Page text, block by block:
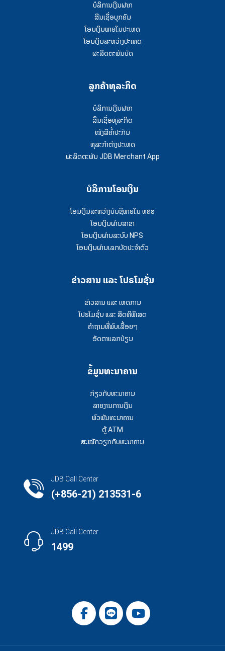
ບໍລິການເງິນຝາກ
ສີນເຊື່ອບຸກຄົນ
ໂອນເງິນພາຍໃນປະເທດ
ໂອນເງິນລະຫວ່າງປະເທດ
ຜະລິດຕະພັນບັດ
ລູກຄ້າທຸລະກິດ
ບໍລິການເງິນຝາກ
ສຶນເຊື່ອທຸລະກິດ
ໜັງສືຄໍ້າປະກັນ
ທຸລະກຳຕ່າງປະເທດ
ຜະລິດຕະພັນ JDB Merchant App
ບໍລິການໂອນເງິນ
ໂອນເງິນລະຫວ່າງບັນຊີພາຍໃນ ທຄຮ
ໂອນເງິນຜ່ານສາຂາ
ໂອນເງິນຜ່ານລະບົບ NPS
ໂອນເງິນຜ່ານເລກບັດປະຈຳຕົວ
ຂ່າວສານ ແລະ ໂປຣໂມຊັ່ນ
ຂ່າວສານ ແລະ ເຫດການ
ໂປຣໂມຊັ່ນ ແລະ ສິດທິພິເສດ
ຄໍາຖາມທີ່ພົບເລື້ອຍໆ
ອັດຕາແລກປ່ຽນ
ຂໍ້ມູນທະນາຄານ
ກ່ຽວກັບທະນາຄານ
ລາຍງານການເງິນ
ພົວພັນທະນາຄານ
ຕູ້ ATM
ສະໝັກວຽກກັບທະນາຄານ
JDB Call Center
(+856-21) 213531-6
JDB Call Center
1499